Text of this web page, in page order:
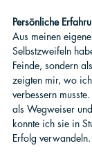
Persönliche
Aus meinen
Selbstzweifeln
Feinde, sondern
zeigten mir, wo
verbessern
als Wegweiser
konnte ich sie in
Erfolg verwandeln.